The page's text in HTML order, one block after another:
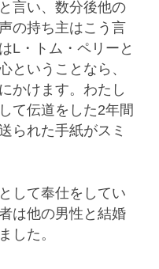
言い、数分後他の
の持ち主はこう言
L・トム・ペリーと
ということなら、
かけます。わたし
て伝道をした2年間
られた手紙がスミ
して奉仕をしてい
は他の男性と結婚
した。